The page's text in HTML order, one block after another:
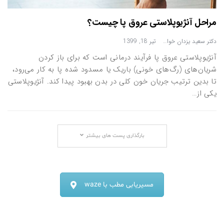
مراحل آنژیوپلاستی عروق پا چیست؟
دکتر سعید یزدان خواه تیر 18, 1399
آنژیوپلاستی عروق پا فرآیند درمانی است که برای باز کردن
شریان‌های (رگ‌های خونی) باریک یا مسدود شده پا به کار می‌رود،
تا بدین ترتیب جریان خون کلی در بدن بهبود پیدا کند. آنژیوپلاستی
یکی از…
بارگذاری پست های بیشتر
مسیریابی مطب با waze